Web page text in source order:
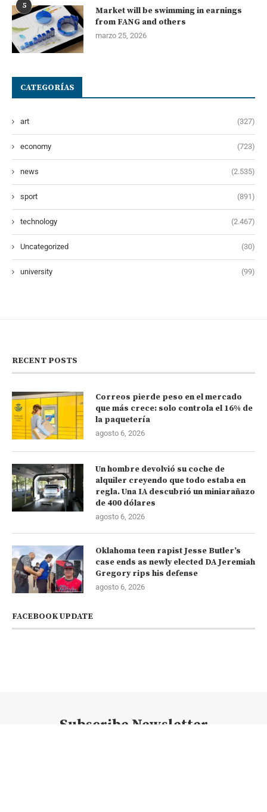
5
Market will be swimming in earnings
from FANG and others
marzo 25, 2026
CATEGORÍAS
art (327)
economy (723)
news (2.535)
sport (891)
technology (2.467)
Uncategorized (30)
university (99)
RECENT POSTS
Correos pierde peso en el mercado
que más crece: solo controla el 16% de
la paquetería
agosto 6, 2026
Un hombre devolvió su coche de
alquiler creyendo que todo estaba en
regla. Una IA descubrió un miniarañazo
de 400 dólares
agosto 6, 2026
Oklahoma teen rapist Jesse Butler’s
case ends as newly elected DA Jeremiah
Gregory rips his defense
agosto 6, 2026
FACEBOOK UPDATE
Subscribe Newsletter